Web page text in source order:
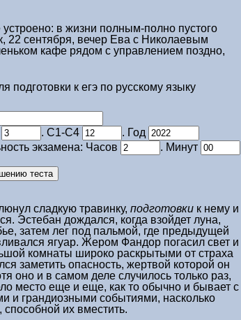
устроено: в жизни полным-полно пустого
22 сентября, вечер Ева с Николаевым
кафе рядом с управлением поздно,
подготовки к егэ по русскому языку
. С1-С4
. Год
экзамена: Часов
. Минут
сладкую травинку, подготовки к нему и
Эстебан дождался, когда взойдет луна,
затем лег под пальмой, где предыдущей
ягуар. Жером Фандор погасил свет и
комнаты широко раскрытыми от страха
заметить опасность, жертвой которой он
оно и в самом деле случилось только раз,
место еще и еще, как то обычно и бывает с
и грандиозными событиями, насколько
способной их вместить.